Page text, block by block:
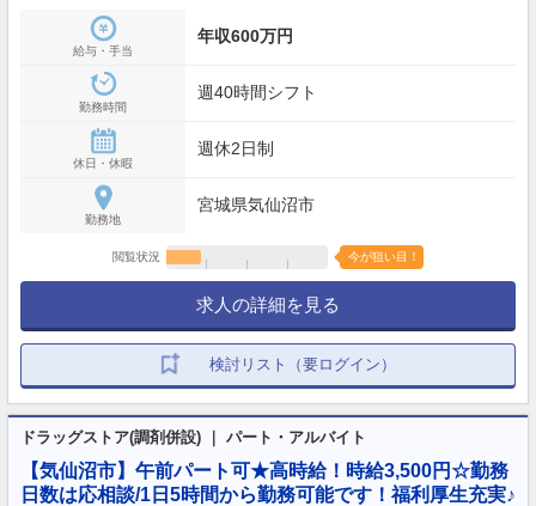
給与・手当
年収600万円
勤務時間
週40時間シフト
休日・休暇
週休2日制
勤務地
宮城県気仙沼市
閲覧状況 今が狙い目！
求人の詳細を見る
検討リスト（要ログイン）
ドラッグストア(調剤併設) ｜ パート・アルバイト
【気仙沼市】午前パート可★高時給！時給3,500円☆勤務
日数は応相談/1日5時間から勤務可能です！福利厚生充実♪